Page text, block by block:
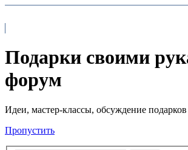
Подарки своими
форум
Идеи, мастер-классы, обсуждение
Пропустить